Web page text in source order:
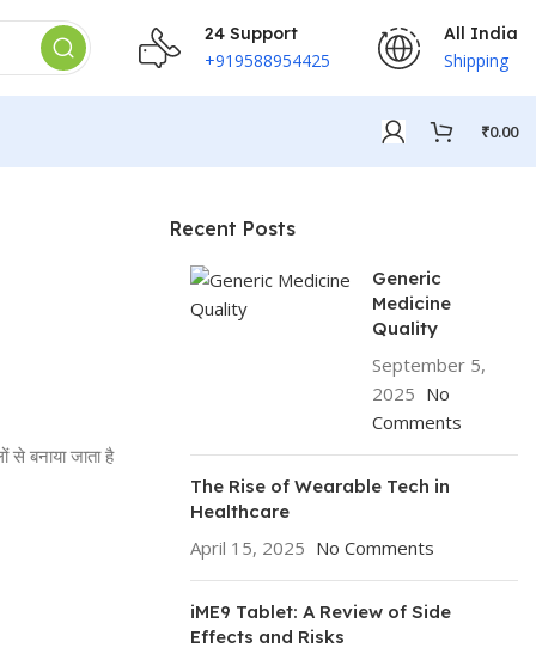
24 Support
+919588954425
All India
Shipping
₹0.00
बनाया जाता है
Recent Posts
Generic
Medicine
Quality
September 5,
2025 No
Comments
The Rise of Wearable Tech in
Healthcare
April 15, 2025 No Comments
iME9 Tablet: A Review of Side
Effects and Risks